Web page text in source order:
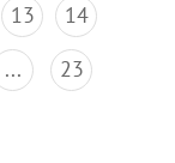
13
14
... 23